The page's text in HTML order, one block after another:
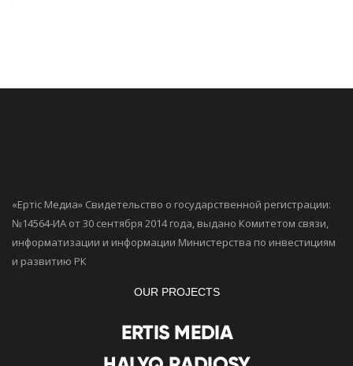
«Ертiс Медиа» Свидетельство о государственной регистрации:
№14564-ИА от 30 сентября 2014 года, выдано Комитетом связи,
информатизации и информации Министерства по инвестициям
и развитию РК
OUR PROJECTS